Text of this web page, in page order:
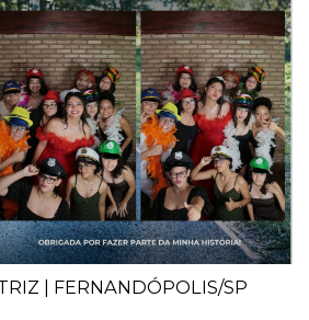
| FERNANDÓPOLIS/SP